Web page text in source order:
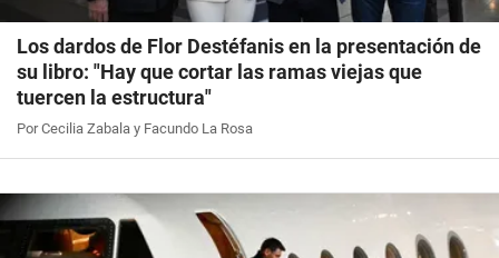
Los dardos de Flor Destéfanis en la presentación de
su libro: "Hay que cortar las ramas viejas que
tuercen la estructura"
Por Cecilia Zabala y Facundo La Rosa